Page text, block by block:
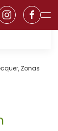
, Zonas